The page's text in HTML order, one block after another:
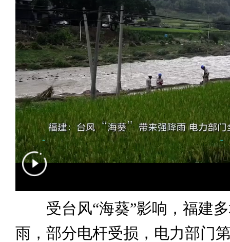
受台风“海葵”影响，福建多
雨，部分电杆受损，电力部门